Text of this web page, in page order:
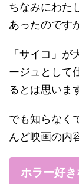
ちなみにわた
あったのです
「サイコ」
ージュとして
るとは思いま
でも知らなく
んど映画の内
ホラー好